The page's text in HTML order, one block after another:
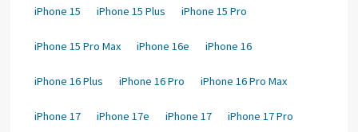
iPhone 15 iPhone 15 Plus iPhone 15 Pro
iPhone 15 Pro Max iPhone 16e iPhone 16
iPhone 16 Plus iPhone 16 Pro iPhone 16 Pro Max
iPhone 17 iPhone 17e iPhone 17 iPhone 17 Pro